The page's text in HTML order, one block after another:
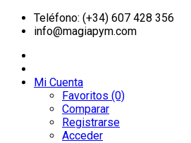
Teléfono: (+34) 607 428 356
info@magiapym.com
Mi Cuenta
Favoritos (0)
Comparar
Registrarse
Acceder